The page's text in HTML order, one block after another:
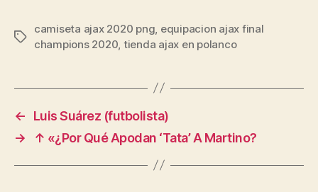
Etiquetas
camiseta ajax 2020 png equipacion ajax final
champions 2020 tienda ajax en polanco
←
Luis Suárez (futbolista)
→
↑ «¿Por Qué Apodan ‘Tata’ A Martino?